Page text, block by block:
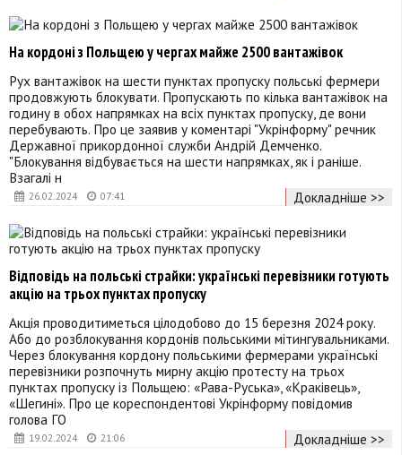
26.02.2024 07:41
На кордоні з Польщею у чергах майже 2500 вантажівок
Рух вантажівок на шести пунктах пропуску польські фермери
продовжують блокувати. Пропускають по кілька вантажівок на
годину в обох напрямках на всіх пунктах пропуску, де вони
перебувають. Про це заявив у коментарі "Укрінформу" речник
Державної прикордонної служби Андрій Демченко.
"Блокування відбувається на шести напрямках, як і раніше.
Взагалі н
Докладніше >>
19.02.2024 21:06
Відповідь на польські страйки: українські перевізники готують
акцію на трьох пунктах пропуску
Акція проводитиметься цілодобово до 15 березня 2024 року.
Або до розблокування кордонів польськими мітингувальниками.
Через блокування кордону польськими фермерами українські
перевізники розпочнуть мирну акцію протесту на трьох
пунктах пропуску із Польщею: «Рава-Руська», «Краківець»,
«Шегині». Про це кореспондентові Укрінформу повідомив
голова ГО
Докладніше >>